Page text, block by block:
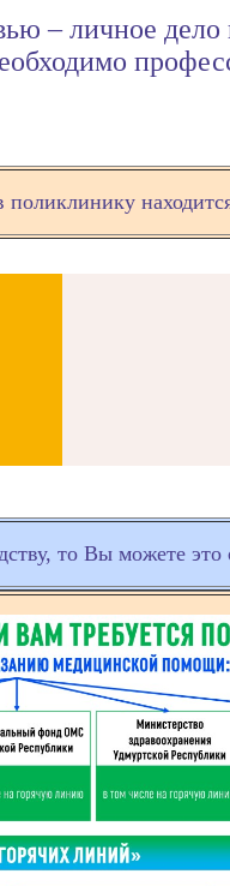
– личное дело
то Вы можете это